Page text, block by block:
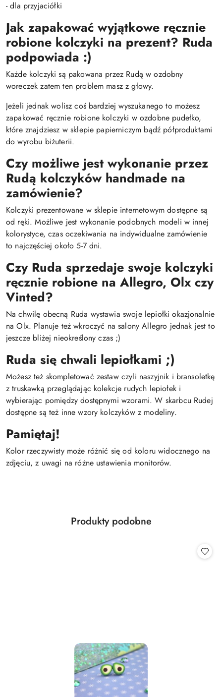
- dla przyjaciółki
Jak zapakować wyjątkowe ręcznie
robione kolczyki na prezent? Ruda
podpowiada :)
Każde kolczyki są pakowana przez Rudą w ozdobny
woreczek zatem ten problem masz z głowy.
Jeżeli jednak wolisz coś bardziej wyszukanego to możesz
zapakować ręcznie robione kolczyki w ozdobne pudełko,
które znajdziesz w sklepie papierniczym bądź półproduktami
do wyrobu biżuterii.
Czy możliwe jest wykonanie przez
Rudą kolczyków handmade na
zamówienie?
Kolczyki prezentowane w sklepie internetowym dostępne są
od ręki. Możliwe jest wykonanie podobnych modeli w innej
kolorystyce, czas oczekiwania na indywidualne zamówienie
to najczęściej około 5-7 dni.
Czy Ruda sprzedaje swoje kolczyki
ręcznie robione na Allegro, Olx czy
Vinted?
Na chwilę obecną Ruda wystawia swoje lepiołki okazjonalnie
na Olx. Planuje też wkroczyć na salony Allegro jednak jest to
jeszcze bliżej nieokreślony czas ;)
Ruda się chwali lepiołkami ;)
Możesz też skompletować zestaw czyli naszyjnik i bransoletkę
z truskawką przeglądając kolekcje rudych lepiołek i
wybierając pomiędzy dostępnymi wzorami. W skarbcu Rudej
dostępne są też inne wzory kolczyków z modeliny.
Pamiętaj!
Kolor rzeczywisty może różnić się od koloru widocznego na
zdjęciu, z uwagi na różne ustawienia monitorów.
Pomiń karuzelę produktów
Produkty
Produkty podobne